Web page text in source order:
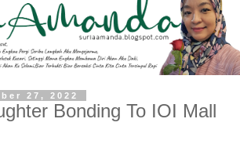
27, 2022
Bonding To IOI Mall